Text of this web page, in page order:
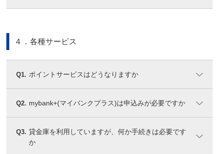
４．各種サービス
Q1. ポイントサービスはどうなりますか
Q2. mybank+(マイバンクプラス)は申込みが必要ですか
Q3. 貸金庫を利用していますが、何か手続きは必要です
か